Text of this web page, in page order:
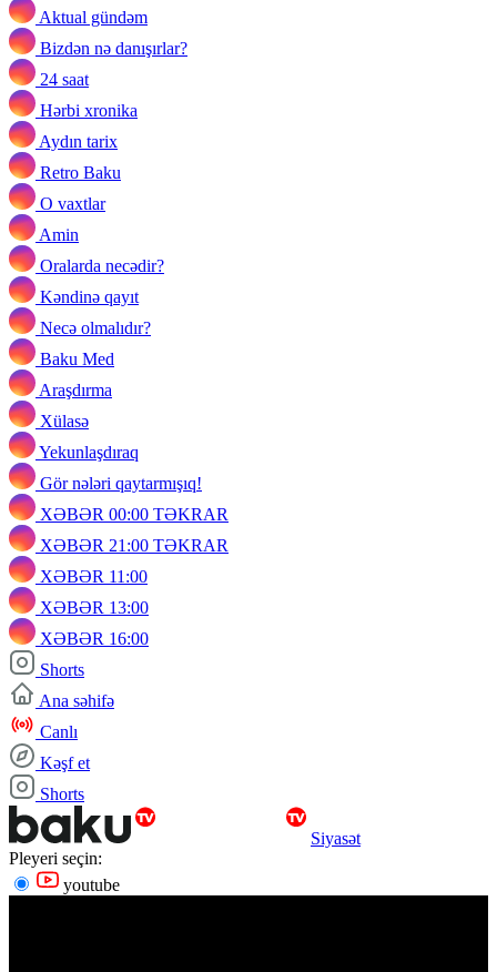
Aktual gündəm
Bizdən nə danışırlar?
24 saat
Hərbi xronika
Aydın tarix
Retro Baku
O vaxtlar
Amin
Oralarda necədir?
Kəndinə qayıt
Necə olmalıdır?
Baku Med
Araşdırma
Xülasə
Yekunlaşdıraq
Gör nələri qaytarmışıq!
XƏBƏR 00:00 TƏKRAR
XƏBƏR 21:00 TƏKRAR
XƏBƏR 11:00
XƏBƏR 13:00
XƏBƏR 16:00
Shorts
Ana səhifə
Canlı
Kəşf et
Shorts
Siyasət
Pleyeri seçin:
youtube